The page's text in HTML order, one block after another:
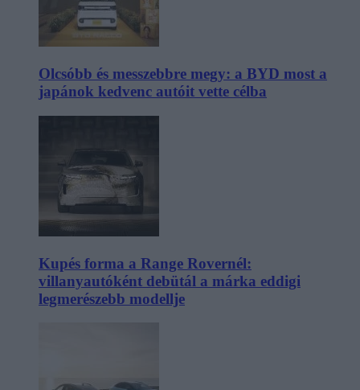
Olcsóbb és messzebbre megy: a BYD most a
japánok kedvenc autóit vette célba
Kupés forma a Range Rovernél:
villanyautóként debütál a márka eddigi
legmerészebb modellje